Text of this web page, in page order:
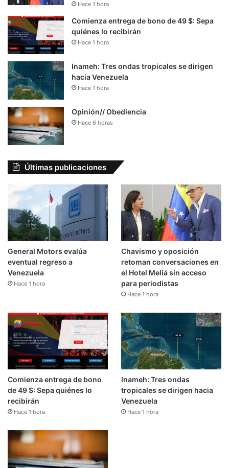
Hace 1 hora
Comienza entrega de bono de 49 $: Sepa
quiénes lo recibirán
Hace 1 hora
Inameh: Tres ondas tropicales se dirigen
hacia Venezuela
Hace 1 hora
Opinión// Obediencia
Hace 6 horas
Últimas publicaciones
General Motors evalúa
eventual regreso a
Venezuela
Hace 1 hora
Chavismo y oposición
retoman conversaciones en
el Hotel Meliá sin acceso
para periodistas
Hace 1 hora
Comienza entrega de bono
de 49 $: Sepa quiénes lo
recibirán
Hace 1 hora
Inameh: Tres ondas
tropicales se dirigen hacia
Venezuela
Hace 1 hora